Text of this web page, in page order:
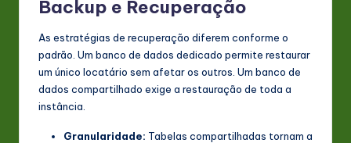
Backup e Recuperação
As estratégias de recuperação diferem conforme o
padrão. Um banco de dados dedicado permite restaurar
um único locatário sem afetar os outros. Um banco de
dados compartilhado exige a restauração de toda a
instância.
Granularidade: Tabelas compartilhadas tornam a